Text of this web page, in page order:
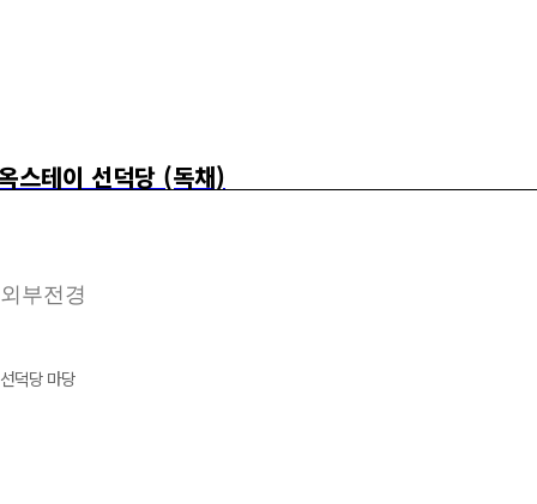
스테이 선덕당 (독채)
외부전경
선덕당 마당